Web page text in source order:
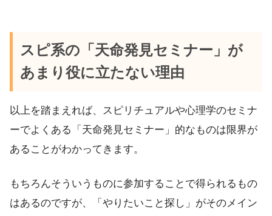
スピ系の「天命発見セミナー」が
あまり役に立たない理由
以上を踏まえれば、スピリチュアルや心理学のセミナ
ーでよくある「天命発見セミナー」的なものは限界が
あることがわかってきます。
もちろんそういうものに参加することで得られるもの
はあるのですが、「やりたいこと探し」がそのメイン